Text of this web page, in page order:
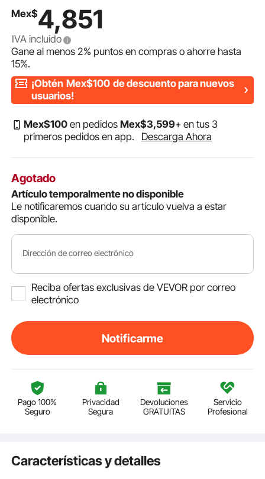
de chaveta de 7/8", rotación en sentido
horario/antihorario para maquinaria agrícola y equipos
generales.
Mex$4,851
IVA incluido
Gane al menos2% puntos en compras o ahorre hasta
15%.
¡Obtén Mex$100 de descuento para nuevos
usuarios!
Mex$100 en pedidosMex$3,599+ en tus 3
primeros pedidos en app.
Descarga Ahora
Agotado
Artículo temporalmente no disponible
Le notificaremos cuando su artículo vuelva a estar
disponible.
Dirección de correo electrónico
Reciba ofertas exclusivas de VEVOR por correo
electrónico
Notificarme
Pago 100%
Seguro
Privacidad
Segura
Devoluciones
GRATUITAS
Servicio
Profesional
Características y detalles